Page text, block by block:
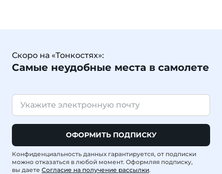
Скоро на «Тонкостях»:
Самые неудобные места в самолете
ОФОРМИТЬ ПОДПИСКУ
Конфиденциальность данных гарантируется, от подписки
можно отказаться в любой момент. Оформляя подписку,
вы даете Согласие на получение рассылки.